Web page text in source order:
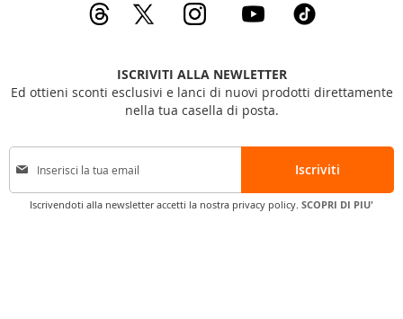
ISCRIVITI ALLA NEWLETTER
Ed ottieni sconti esclusivi e lanci di nuovi prodotti direttamente
nella tua casella di posta.
I
c
Iscriviti
Iscrivendoti alla newsletter accetti la nostra privacy policy. SCOPRI DI PIU'